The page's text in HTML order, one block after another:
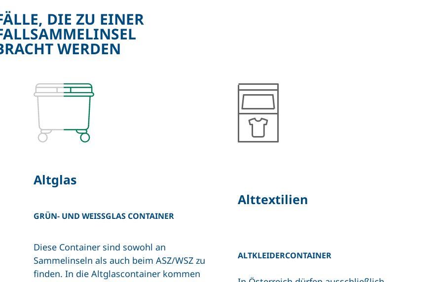
DIE ZU EINER
WERDEN
Altglas
GRÜN- UND WEISSGLAS CONTAINER
Diese Container sind sowohl an
Sammelinseln als auch beim ASZ/WSZ zu
finden. In die Altglascontainer kommen
Alttextilien
ALTKLEIDERCONTAINER